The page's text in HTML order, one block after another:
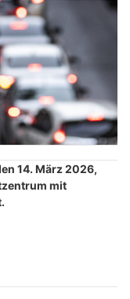
14. März 2026,
mit